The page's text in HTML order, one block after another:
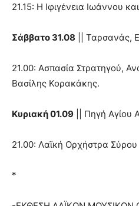
21.15: Η Ιφιγένεια Ιωάννου
Σάββατο 31.08 || Ταρσανάς,
21.00: Ασπασία Στρατηγού,
Βασίλης Κορακάκης.
Κυριακή 01.09 || Πηγή Αγίου
21.00: Λαϊκή Ορχήστρα Σύρου
*